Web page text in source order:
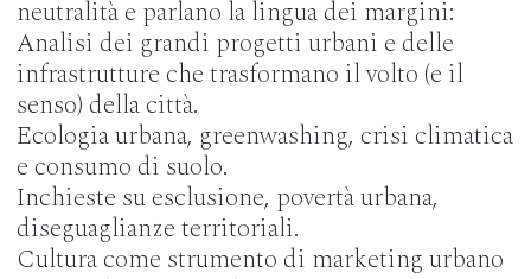
neutralità e parlano la lingua dei margini:
Analisi dei grandi progetti urbani e delle
infrastrutture che trasformano il volto (e il
senso) della città.
Ecologia urbana, greenwashing, crisi climatica
e consumo di suolo.
Inchieste su esclusione, povertà urbana,
diseguaglianze territoriali.
Cultura come strumento di marketing urbano